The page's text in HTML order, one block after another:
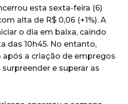
esta sexta-feira (6)
alta de R$ 0,06 (+1%). A
o dia em baixa, caindo
das 10h45. No entanto,
após a criação de empregos
e superar as